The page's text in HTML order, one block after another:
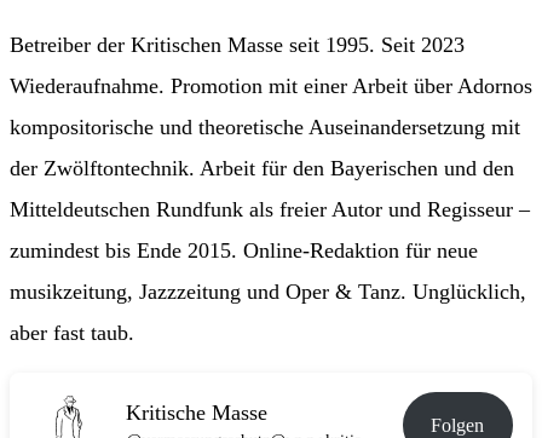
Betreiber der Kritischen Masse seit 1995. Seit 2023
Wiederaufnahme. Promotion mit einer Arbeit über Adornos
kompositorische und theoretische Auseinandersetzung mit
der Zwölftontechnik. Arbeit für den Bayerischen und den
Mitteldeutschen Rundfunk als freier Autor und Regisseur –
zumindest bis Ende 2015. Online-Redaktion für neue
musikzeitung, Jazzzeitung und Oper & Tanz. Unglücklich,
aber fast taub.
Kritische Masse
Folgen